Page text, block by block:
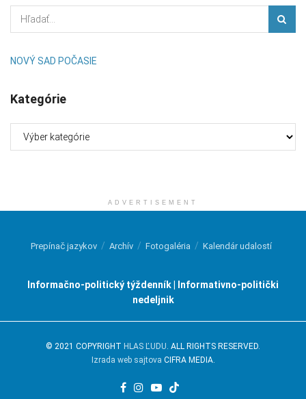
NOVÝ SAD POČASIE
Kategórie
ADVERTISEMENT
Prepínač jazykov Archív Fotogaléria Kalendár udalostí
Informačno-politický týždenník | Informativno-politički
nedeljnik
© 2021 COPYRIGHT HLAS ĽUDU . ALL RIGHTS RESERVED.
Izrada web sajtova CIFRA MEDIA.